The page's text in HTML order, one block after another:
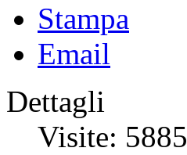
Stampa
Email
Dettagli
Visite: 5885